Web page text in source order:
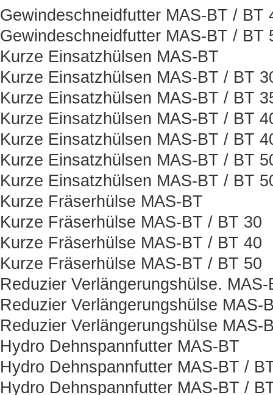
Gewindeschneidfutter MAS-BT / BT
Gewindeschneidfutter MAS-BT / BT
Kurze Einsatzhülsen MAS-BT
Kurze Einsatzhülsen MAS-BT / BT
Kurze Einsatzhülsen MAS-BT / BT
Kurze Einsatzhülsen MAS-BT / BT
Kurze Einsatzhülsen MAS-BT / BT
Kurze Einsatzhülsen MAS-BT / BT
Kurze Einsatzhülsen MAS-BT / BT
Kurze Fräserhülse MAS-BT
Kurze Fräserhülse MAS-BT / BT 30
Kurze Fräserhülse MAS-BT / BT 40
Kurze Fräserhülse MAS-BT / BT 50
Reduzier Verlängerungshülse. MAS-
Reduzier Verlängerungshülse MAS-
Reduzier Verlängerungshülse MAS-
Hydro Dehnspannfutter MAS-BT
Hydro Dehnspannfutter MAS-BT /
Hydro Dehnspannfutter MAS-BT /